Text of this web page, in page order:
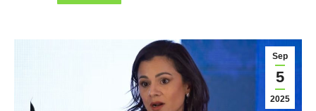
Sep
5
2025